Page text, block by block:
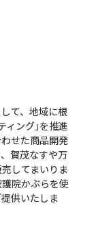
て、地域に根
ィング｣を推進
せた商品開発
賀茂なすや万
してまいりま
院かぶらを使
供いたしま